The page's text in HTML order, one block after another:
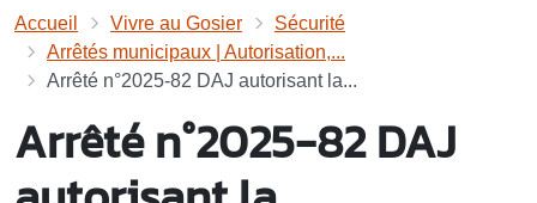
Accueil Vivre au Gosier
Sécurité
Arrêtés municipaux | Autorisation,...
Arrêté n°2025-82 DAJ autorisant la...
Arrêté n°2025-82 DAJ